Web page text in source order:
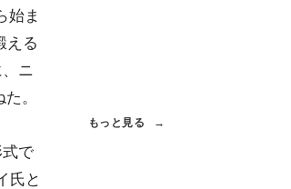
始ま
える
ニ
。
で
氏と
もっと見る